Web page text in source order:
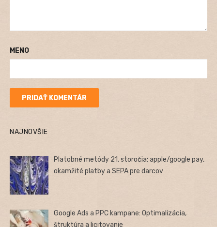
MENO
NAJNOVŠIE
Platobné metódy 21. storočia: apple/google pay,
okamžité platby a SEPA pre darcov
Google Ads a PPC kampane: Optimalizácia,
štruktúra a licitovanie